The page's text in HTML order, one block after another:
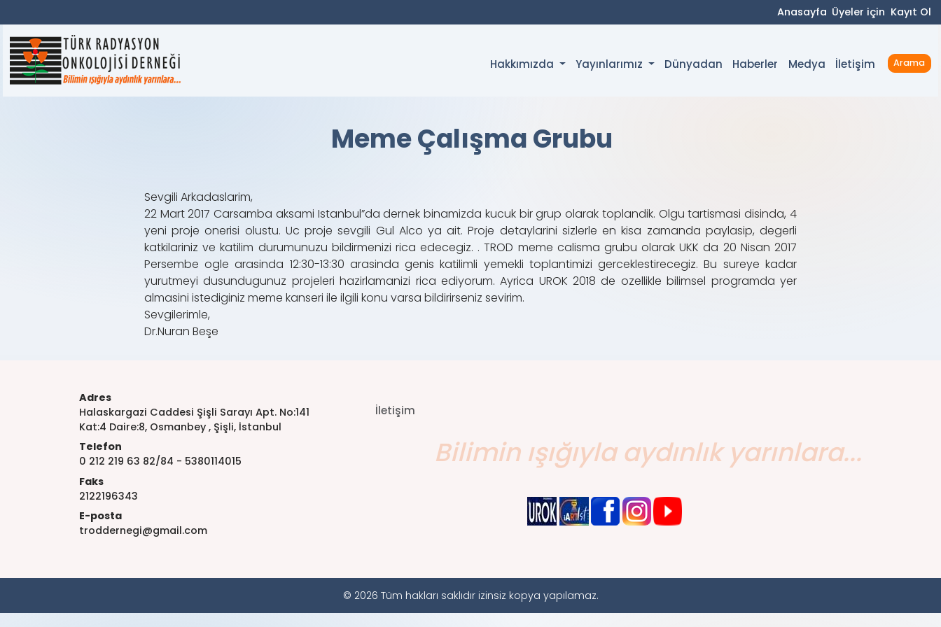
Anasayfa Üyeler için Kayıt Ol
Hakkımızda Yayınlarımız Dünyadan Haberler Medya İletişim Arama
Meme Çalışma Grubu
Sevgili Arkadaslarim,
22 Mart 2017 Carsamba aksami Istanbul”da dernek binamizda kucuk bir grup olarak toplandik. Olgu tartismasi disinda, 4
yeni proje onerisi olustu. Uc proje sevgili Gul Alco ya ait. Proje detaylarini sizlerle en kisa zamanda paylasip, degerli
katkilariniz ve katilim durumunuzu bildirmenizi rica edecegiz. . TROD meme calisma grubu olarak UKK da 20 Nisan 2017
Persembe ogle arasinda 12:30-13:30 arasinda genis katilimli yemekli toplantimizi gerceklestirecegiz. Bu sureye kadar
yurutmeyi dusundugunuz projeleri hazirlamanizi rica ediyorum. Ayrica UROK 2018 de ozellikle bilimsel programda yer
almasini istediginiz meme kanseri ile ilgili konu varsa bildirirseniz sevirim.
Sevgilerimle,
Dr.Nuran Beşe
Adres
Halaskargazi Caddesi Şişli Sarayı Apt. No:141
Kat:4 Daire:8, Osmanbey , Şişli, İstanbul
Telefon
0 212 219 63 82/84 - 5380114015
Faks
2122196343
E-posta
troddernegi@gmail.com
İletişim
Bilimin ışığıyla aydınlık yarınlara...
© 2026 Tüm hakları saklıdır izinsiz kopya yapılamaz.